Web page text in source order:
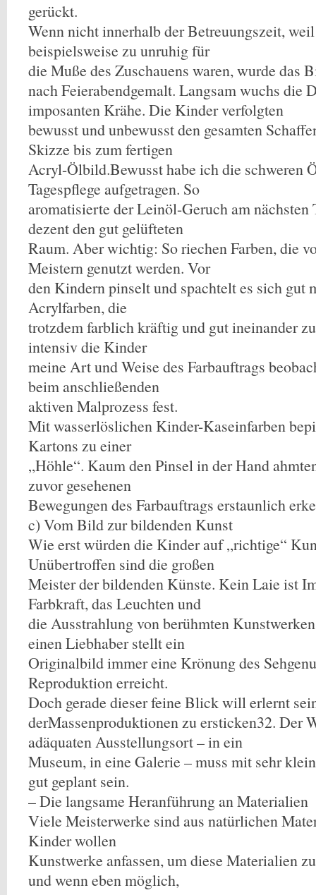
gerückt.
Wenn nicht innerhalb der Betreuungszeit,
beispielsweise zu unruhig für
die Muße des Zuschauens waren, wurde das
nach Feierabendgemalt. Langsam wuchs die
imposanten Krähe. Die Kinder verfolgten
bewusst und unbewusst den gesamten
Skizze bis zum fertigen
Acryl-Ölbild.Bewusst habe ich die schweren
Tagespflege aufgetragen. So
aromatisierte der Leinöl-Geruch am nächsten
dezent den gut gelüfteten
Raum. Aber wichtig: So riechen Farben, die
Meistern genutzt werden. Vor
den Kindern pinselt und spachtelt es sich gut
Acrylfarben, die
trotzdem farblich kräftig und gut ineinander
intensiv die Kinder
meine Art und Weise des Farbauftrags
beim anschließenden
aktiven Malprozess fest.
Mit wasserlöslichen Kinder-Kaseinfarben
Kartons zu einer
„Höhle“. Kaum den Pinsel in der Hand
zuvor gesehenen
Bewegungen des Farbauftrags erstaunlich
c) Vom Bild zur bildenden Kunst
Wie erst würden die Kinder auf „richtige“
Unübertroffen sind die großen
Meister der bildenden Künste. Kein Laie ist
Farbkraft, das Leuchten und
die Ausstrahlung von berühmten
einen Liebhaber stellt ein
Originalbild immer eine Krönung des
Reproduktion erreicht.
Doch gerade dieser feine Blick will erlernt
derMassenproduktionen zu ersticken32. Der
adäquaten Ausstellungsort – in ein
Museum, in eine Galerie – muss mit sehr
gut geplant sein.
– Die langsame Heranführung an Materialien
Viele Meisterwerke sind aus natürlichen
Kinder wollen
Kunstwerke anfassen, um diese Materialien
und wenn eben möglich,